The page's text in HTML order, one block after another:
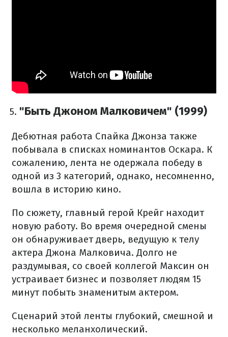
"Быть Джоном Малковичем" (1999)
Дебютная работа Спайка Джонза также
побывала в списках номинантов Оскара. К
сожалению, лента не одержала победу в
одной из 3 категорий, однако, несомненно,
вошла в историю кино.
По сюжету, главный герой Крейг находит
новую работу. Во время очередной смены
он обнаруживает дверь, ведущую к телу
актера Джона Малковича. Долго не
раздумывая, со своей коллегой Максин он
устраивает бизнес и позволяет людям 15
минут побыть знаменитым актером.
Сценарий этой ленты глубокий, смешной и
несколько меланхолический.